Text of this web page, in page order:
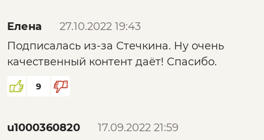
собственную скромность или приличие
индивида». shame то есть.
Елена
27.10.2022 19:43
Подписалась из-за Стечкина. Ну очень
качественный контент даёт! Спасибо.
9
u1000360820
17.09.2022 21:59